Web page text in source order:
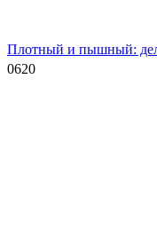
Плотный и пышный:
0620